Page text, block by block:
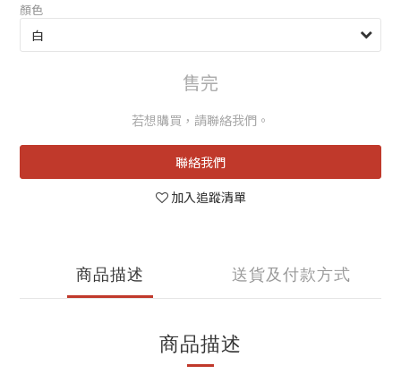
顏色
售完
若想購買，請聯絡我們。
聯絡我們
加入追蹤清單
商品描述 送貨及付款方式
商品描述